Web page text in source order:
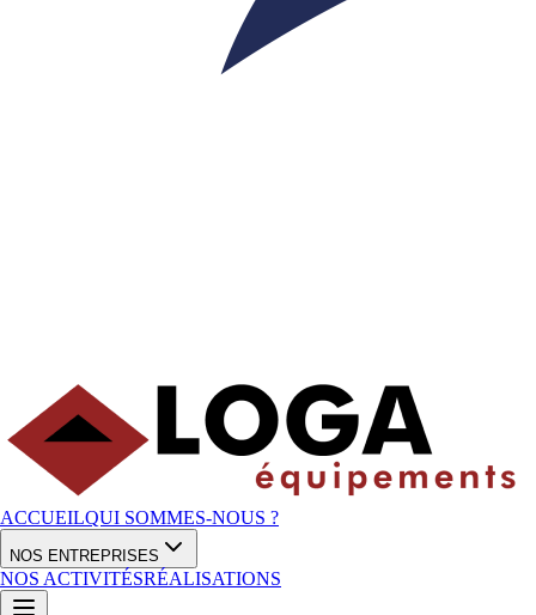
ACCUEILQUI SOMMES-NOUS ?
NOS ENTREPRISES
NOS ACTIVITÉSRÉALISATIONS